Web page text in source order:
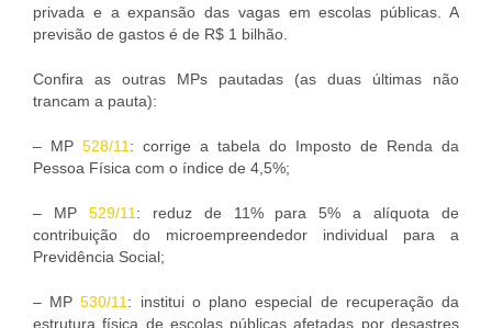
privada e a expansão das vagas em escolas públicas. A
previsão de gastos é de R$ 1 bilhão.
Confira as outras MPs pautadas (as duas últimas não
trancam a pauta):
– MP 528/11 : corrige a tabela do Imposto de Renda da
Pessoa Física com o índice de 4,5%;
– MP 529/11 : reduz de 11% para 5% a alíquota de
contribuição do microempreendedor individual para a
Previdência Social;
– MP530/11 : institui o plano especial de recuperação da
estrutura física de escolas públicas afetadas por desastres